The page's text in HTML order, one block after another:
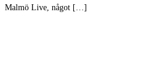
Malmö Live, något […]